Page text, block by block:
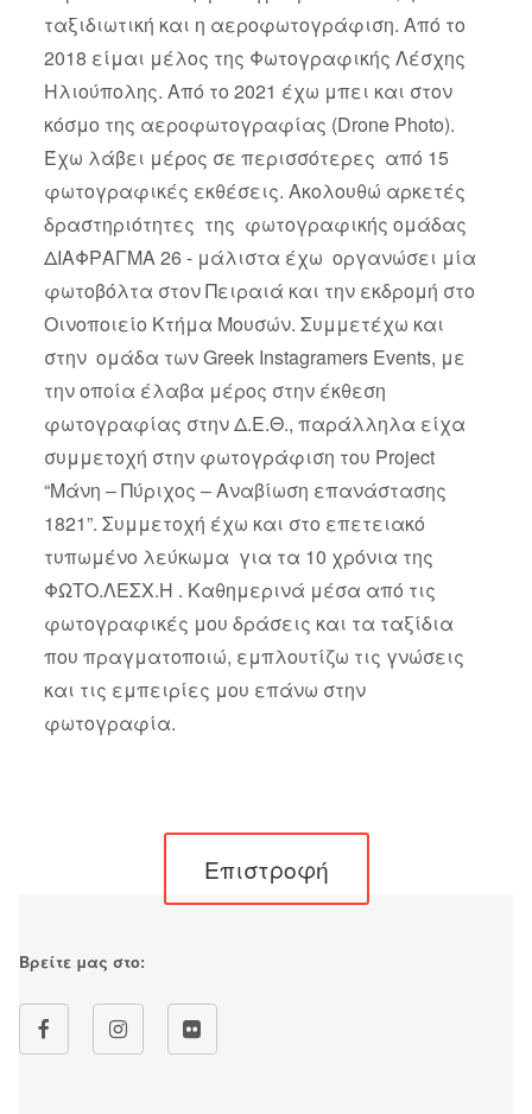
ταξιδιωτική και η αεροφωτογράφιση. Από το
2018 είμαι μέλος της Φωτογραφικής Λέσχης
Ηλιούπολης. Από το 2021 έχω μπει και στον
κόσμο της αεροφωτογραφίας (Drone Photo).
Έχω λάβει μέρος σε περισσότερες από 15
φωτογραφικές εκθέσεις. Ακολουθώ αρκετές
δραστηριότητες της φωτογραφικής ομάδας
ΔΙΑΦΡΑΓΜΑ 26 - μάλιστα έχω οργανώσει μία
φωτοβόλτα στον Πειραιά και την εκδρομή στο
Οινοποιείο Κτήμα Μουσών. Συμμετέχω και
στην ομάδα των Greek Instagramers Events, με
την οποία έλαβα μέρος στην έκθεση
φωτογραφίας στην Δ.Ε.Θ., παράλληλα είχα
συμμετοχή στην φωτογράφιση του Project
“Μάνη – Πύριχος – Αναβίωση επανάστασης
1821”. Συμμετοχή έχω και στο επετειακό
τυπωμένο λεύκωμα για τα 10 χρόνια της
ΦΩΤΟ.ΛΕΣΧ.Η . Καθημερινά μέσα από τις
φωτογραφικές μου δράσεις και τα ταξίδια
που πραγματοποιώ, εμπλουτίζω τις γνώσεις
και τις εμπειρίες μου επάνω στην
φωτογραφία.
Επιστροφή
Βρείτε μας στο: